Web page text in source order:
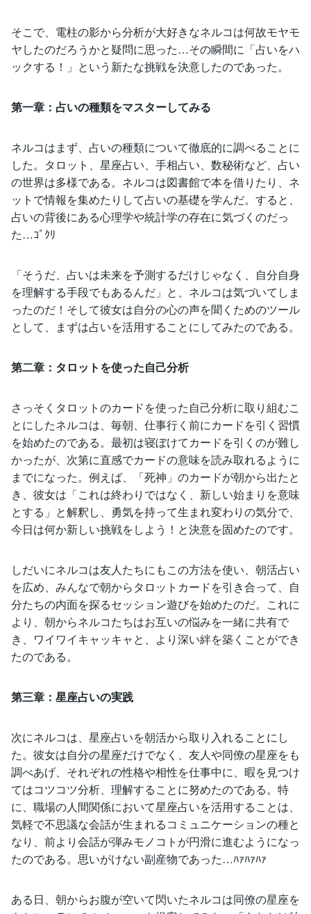
そこで、電柱の影から分析が大好きなネルコは何故モヤモ
ヤしたのだろうかと疑問に思った…その瞬間に「占いをハ
ックする！」という新たな挑戦を決意したのであった。
第一章：占いの種類をマスターしてみる
ネルコはまず、占いの種類について徹底的に調べることに
した。タロット、星座占い、手相占い、数秘術など、占い
の世界は多様である。ネルコは図書館で本を借りたり、ネ
ットで情報を集めたりして占いの基礎を学んだ。すると、
占いの背後にある心理学や統計学の存在に気づくのだっ
た…ｺﾞｸﾘ
「そうだ、占いは未来を予測するだけじゃなく、自分自身
を理解する手段でもあるんだ」と、ネルコは気づいてしま
ったのだ！そして彼女は自分の心の声を聞くためのツール
として、まずは占いを活用することにしてみたのである。
第二章：タロットを使った自己分析
さっそくタロットのカードを使った自己分析に取り組むこ
とにしたネルコは、毎朝、仕事行く前にカードを引く習慣
を始めたのである。最初は寝ぼけてカードを引くのが難し
かったが、次第に直感でカードの意味を読み取れるように
までになった。例えば、「死神」のカードが朝から出たと
き、彼女は「これは終わりではなく、新しい始まりを意味
とする」と解釈し、勇気を持って生まれ変わりの気分で、
今日は何か新しい挑戦をしよう！と決意を固めたのです。
しだいにネルコは友人たちにもこの方法を使い、朝活占い
を広め、みんなで朝からタロットカードを引き合って、自
分たちの内面を探るセッション遊びを始めたのだ。これに
より、朝からネルコたちはお互いの悩みを一緒に共有で
き、ワイワイキャッキャと、より深い絆を築くことができ
たのである。
第三章：星座占いの実践
次にネルコは、星座占いを朝活から取り入れることにし
た。彼女は自分の星座だけでなく、友人や同僚の星座をも
調べあげ、それぞれの性格や相性を仕事中に、暇を見つけ
てはコツコツ分析、理解することに努めたのである。特
に、職場の人間関係において星座占いを活用することは、
気軽で不思議な会話が生まれるコミュニケーションの種と
なり、前より会話が弾みモノコトが円滑に進むようになっ
たのである。思いがけない副産物であった…ﾊｧﾊｧﾊｧ
ある日、朝からお腹が空いて閃いたネルコは同僚の星座を